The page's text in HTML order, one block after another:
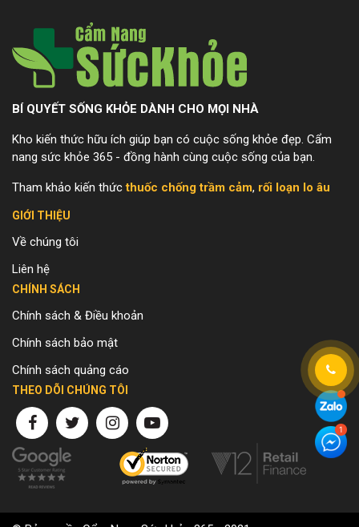
BÍ QUYẾT SỐNG KHỎE DÀNH CHO MỌI NHÀ
Kho kiến thức hữu ích giúp bạn có cuộc sống khỏe đẹp. Cẩm
nang sức khỏe 365 - đồng hành cùng cuộc sống của bạn.
Tham khảo kiến thứcthuốc chống trầm cảm, rối loạn lo âu
GIỚI THIỆU
Về chúng tôi
Liên hệ
CHÍNH SÁCH
Chính sách & Điều khoản
Chính sách bảo mật
Chính sách quảng cáo
THEO DÕI CHÚNG TÔI